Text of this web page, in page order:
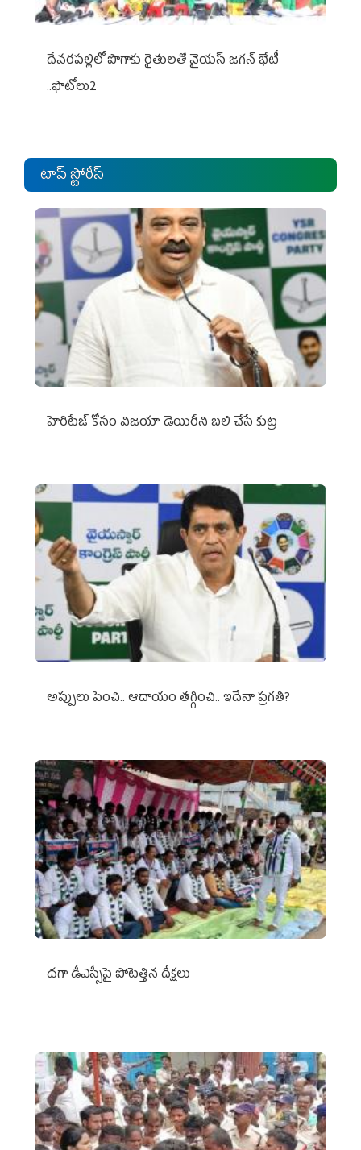
దేవరపల్లిలో పొగాకు రైతులతో వైయస్ జగన్ భేటీ
..ఫొటోలు2
టాప్ స్టోరీస్
హెరిటేజ్ కోసం విజయా డెయిరీని బలి చేసే కుట్ర‌
అప్పులు పెంచి.. ఆదాయం తగ్గించి.. ఇదేనా ప్రగతి?
దగా డీఎస్సీపై పోటెత్తిన దీక్షలు